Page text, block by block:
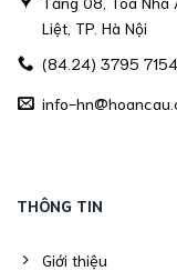
Liệt, TP. Hà Nội
(84.24) 3795 7154
info-
THÔNG TIN
Giới thiệu